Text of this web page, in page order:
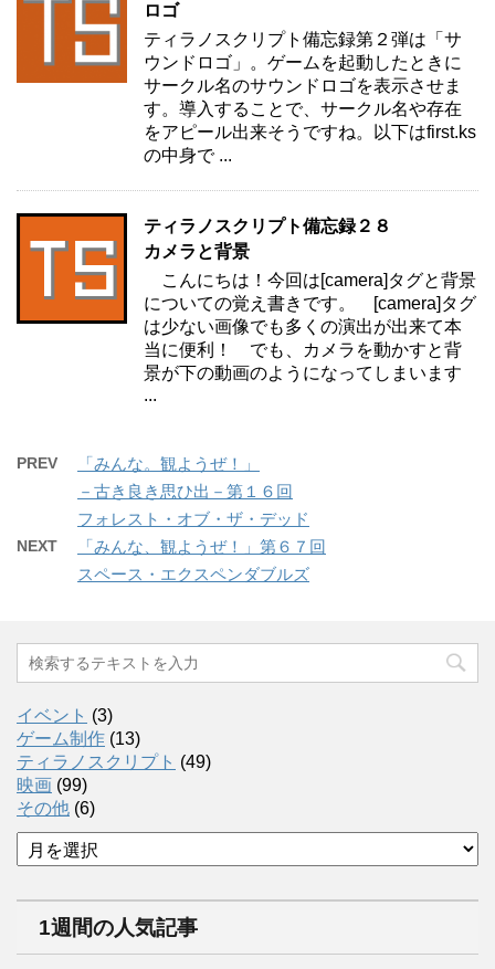
ロゴ
ティラノスクリプト備忘録第２弾は「サ
ウンドロゴ」。ゲームを起動したときに
サークル名のサウンドロゴを表示させま
す。導入することで、サークル名や存在
をアピール出来そうですね。以下はfirst.ks
の中身で ...
ティラノスクリプト備忘録２８
カメラと背景
こんにちは！今回は[camera]タグと背景
についての覚え書きです。 [camera]タグ
は少ない画像でも多くの演出が出来て本
当に便利！ でも、カメラを動かすと背
景が下の動画のようになってしまいます
...
PREV
「みんな。観ようぜ！」
－古き良き思ひ出－第１６回
フォレスト・オブ・ザ・デッド
NEXT
「みんな、観ようぜ！」第６７回
スペース・エクスペンダブルズ
イベント (3)
ゲーム制作 (13)
ティラノスクリプト (49)
映画 (99)
その他 (6)
ア
ー
1週間の人気記事